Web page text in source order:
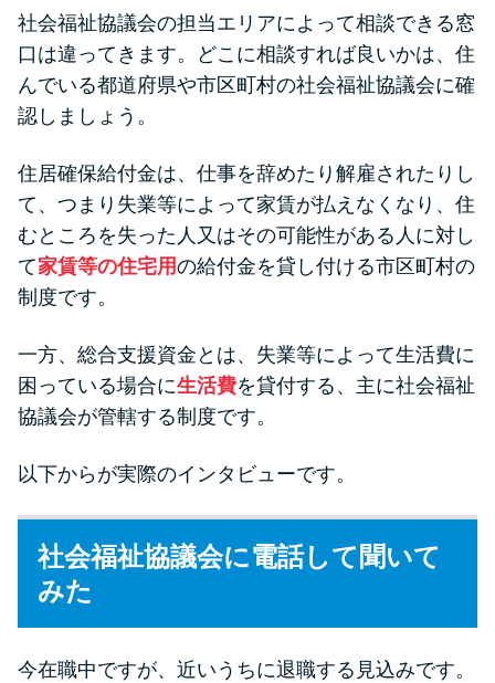
社会福祉協議会の担当エリアによって相談できる窓
口は違ってきます。どこに相談すれば良いかは、住
んでいる都道府県や市区町村の社会福祉協議会に確
認しましょう。
住居確保給付金は、仕事を辞めたり解雇されたりし
て、つまり失業等によって家賃が払えなくなり、住
むところを失った人又はその可能性がある人に対し
て家賃等の住宅用の給付金を貸し付ける市区町村の
制度です。
一方、総合支援資金とは、失業等によって生活費に
困っている場合に生活費を貸付する、主に社会福祉
協議会が管轄する制度です。
以下からが実際のインタビューです。
社会福祉協議会に電話して聞いて
みた
今在職中ですが、近いうちに退職する見込みです。